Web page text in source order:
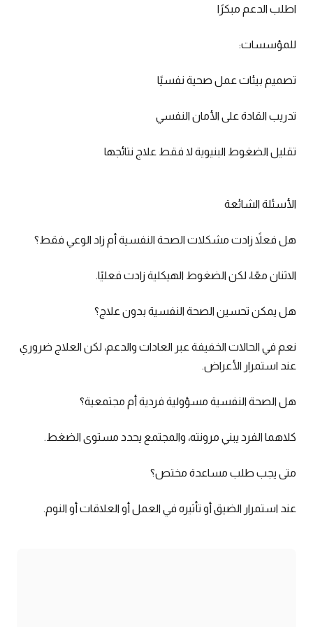
اطلب الدعم مبكرًا
للمؤسسات:
تصميم بيئات عمل صحية نفسيًا
تدريب القادة على الأمان النفسي
تقليل الضغوط البنيوية لا فقط علاج نتائجها
الأسئلة الشائعة
هل فعلاً زادت مشكلات الصحة النفسية أم زاد الوعي فقط؟
الاثنان معًا، لكن الضغوط الهيكلية زادت فعليًا.
هل يمكن تحسين الصحة النفسية بدون علاج؟
نعم في الحالات الخفيفة عبر العادات والدعم، لكن العلاج ضروري
عند استمرار الأعراض.
هل الصحة النفسية مسؤولية فردية أم مجتمعية؟
كلاهما الفرد يبني مرونته، والمجتمع يحدد مستوى الضغط.
متى يجب طلب مساعدة مختص؟
عند استمرار الضيق أو تأثيره في العمل أو العلاقات أو النوم.